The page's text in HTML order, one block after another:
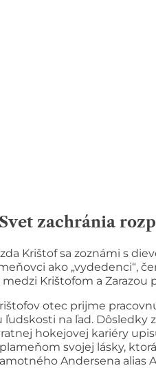
zachránia
Krištof sa zoznámi s
ako „vydedenci“,
medzi Krištofom a
otec prijme
na ľad. Dôsledky
hokejovej kariéry
svojej lásky,
Andersena alias